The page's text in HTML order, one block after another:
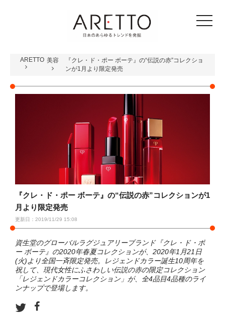
toggle
ARETTO 美容
『クレ・ド・ポー ボーテ』の“伝説の赤”コレクショ
ンが1月より限定発売
『クレ・ド・ポー ボーテ』の“伝説の赤”コレクションが1
月より限定発売
更新日：2019/11/29 15:08
資生堂のグローバルラグジュアリーブランド『クレ・ド・ポ
ー ボーテ』の2020年春夏コレクションが、2020年1月21日
(火)より全国一斉限定発売。レジェンドカラー誕生10周年を
祝して、現代女性にふさわしい伝説の赤の限定コレクション
「レジェンドカラーコレクション」が、全4品目4品種のライ
ンナップで登場します。